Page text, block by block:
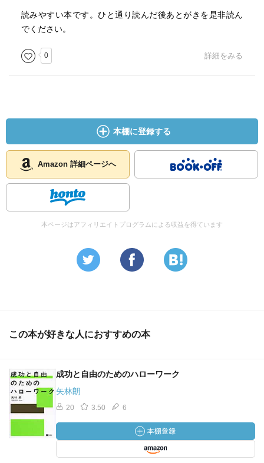
・年長者の転職は、前職で培ったのが企業特殊技能なの
で、転職すると技能が失われるから。賃金は下がる。でも
係の改善）
産、年金、退職金を考える
・大企業の退職金 ２５００万（勤続35年以上で２２００
万、それ未満は半額以下）
・生きがいを感じながら仕事をしている人は、定年後、社
会活動に生きがいを感じている。「会社のために」「社会
のために」
・夢は夢、理想は理想のままで終わる。今ある事に確実に
真摯に取り組めば、おのずと道はひらける。
読みやすい本です。ひと通り読んだ後あとがきを是非読ん
でください。
0 詳細をみる
本棚に登録する
Amazon 詳細ページへ
本ページはアフィリエイトプログラムによる収益を得ています
この本が好きな人におすすめの本
成功と自由のためのハローワーク
矢林朗
20 3.50 6